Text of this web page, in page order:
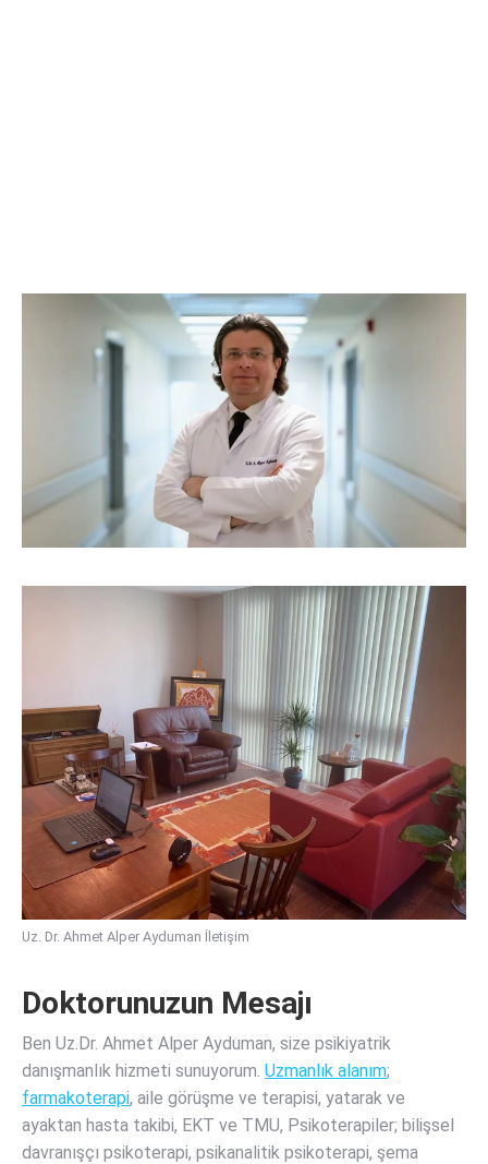
Uz. Dr. Ahmet Alper Ayduman İletişim
Doktorunuzun Mesajı
Ben Uz.Dr. Ahmet Alper Ayduman, size psikiyatrik
danışmanlık hizmeti sunuyorum. Uzmanlık alanım;
farmakoterapi, aile görüşme ve terapisi, yatarak ve
ayaktan hasta takibi, EKT ve TMU, Psikoterapiler; bilişsel
davranışçı psikoterapi, psikanalitik psikoterapi, şema